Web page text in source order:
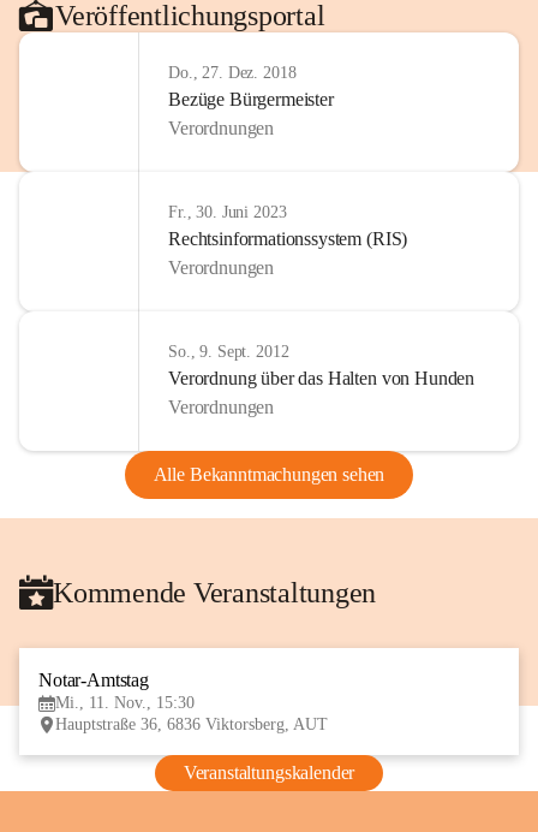
Veröffentlichungsportal
Do., 27. Dez. 2018
Bezüge Bürgermeister
Verordnungen
Fr., 30. Juni 2023
Rechtsinformationssystem (RIS)
Verordnungen
So., 9. Sept. 2012
Verordnung über das Halten von Hunden
Verordnungen
Alle Bekanntmachungen sehen
Kommende Veranstaltungen
Notar-Amtstag
Mi., 11. Nov., 15:30
Hauptstraße 36, 6836 Viktorsberg, AUT
Veranstaltungskalender